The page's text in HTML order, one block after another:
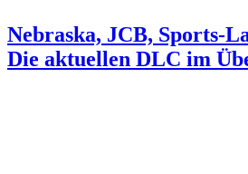
Nebraska, JCB, Sports-
Die aktuellen DLC im